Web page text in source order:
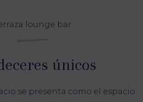
lounge bar
únicos
se presenta como el espacio